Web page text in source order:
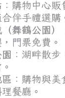
：購物中心
伴手禮選購
舞鶴公園）
門票免費。
：湖畔散
：購物與
餐廳。